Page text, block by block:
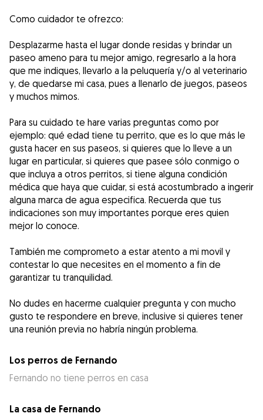
Como cuidador te ofrezco:
Desplazarme hasta el lugar donde residas y brindar un
paseo ameno para tu mejor amigo, regresarlo a la hora
que me indiques, llevarlo a la peluquería y/o al veterinario
y, de quedarse mi casa, pues a llenarlo de juegos, paseos
y muchos mimos.
Para su cuidado te hare varias preguntas como por
ejemplo: qué edad tiene tu perrito, que es lo que más le
gusta hacer en sus paseos, si quieres que lo lleve a un
lugar en particular, si quieres que pasee sólo conmigo o
que incluya a otros perritos, si tiene alguna condición
médica que haya que cuidar, si está acostumbrado a ingerir
alguna marca de agua especifica. Recuerda que tus
indicaciones son muy importantes porque eres quien
mejor lo conoce.
También me comprometo a estar atento a mi movil y
contestar lo que necesites en el momento a fin de
garantizar tu tranquilidad.
No dudes en hacerme cualquier pregunta y con mucho
gusto te respondere en breve, inclusive si quieres tener
una reunión previa no habría ningún problema.
Los perros de Fernando
Fernando no tiene perros en casa
La casa de Fernando